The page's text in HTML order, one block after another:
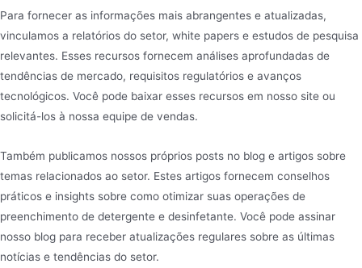
Para fornecer as informações mais abrangentes e atualizadas,
vinculamos a relatórios do setor, white papers e estudos de pesquisa
relevantes. Esses recursos fornecem análises aprofundadas de
tendências de mercado, requisitos regulatórios e avanços
tecnológicos. Você pode baixar esses recursos em nosso site ou
solicitá-los à nossa equipe de vendas.
Também publicamos nossos próprios posts no blog e artigos sobre
temas relacionados ao setor. Estes artigos fornecem conselhos
práticos e insights sobre como otimizar suas operações de
preenchimento de detergente e desinfetante. Você pode assinar
nosso blog para receber atualizações regulares sobre as últimas
notícias e tendências do setor.